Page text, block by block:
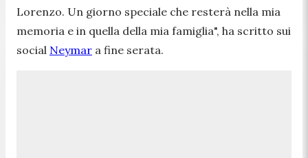
Lorenzo. Un giorno speciale che resterà nella mia
memoria e in quella della mia famiglia", ha scritto sui
social Neymar a fine serata.